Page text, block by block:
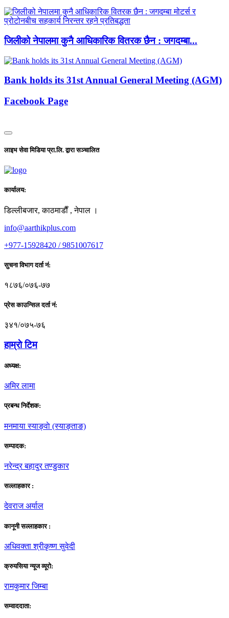
जिलीको नेपालमा कुनै आधिकारिक वितरक छैन : जगदम्बा...
Bank holds its 31st Annual General Meeting (AGM)
Facebook Page
लाइभ सेवा मिडिया प्रा.लि. द्वारा सञ्चालित
कार्यालय:
डिल्लीबजार, काठमाडाैँ , नेपाल ।
info@aarthikplus.com
+977-15928420 / 9851007617
सुचना विभाग दर्ता नं:
१८७६/०७६-७७
प्रेस काउन्सिल दर्ता नं:
३४१/०७५-७६
हाम्राे टिम
अध्यक्ष:
अमिर लामा
प्रबन्ध निर्देशक:
मनमाया स्याङ्वाे (स्याङ्ताङ)
सम्पादक:
नरेन्द्र बहादुर तण्डुकार
सल्लाहकार :
देवराज अर्याल
कानूनी सल्लाहकार :
अधिवक्ता श्रीकृष्ण सुवेदी
क्रुयसिया न्यूज व्यूराे:
रामकुमार जिम्बा
सम्वाददाता: